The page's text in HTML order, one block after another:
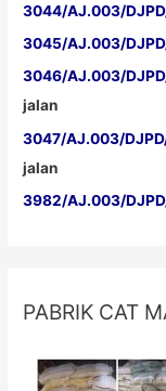
3044/AJ.003/
3045/AJ.003/
3046/AJ.003/
jalan
3047/AJ.003/
jalan
3982/AJ.003/
PABRIK CAT